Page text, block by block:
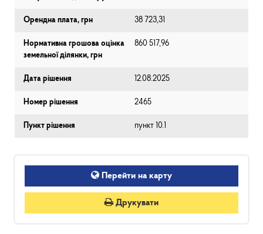
Орендна плата, грн 38 723,31
Нормативна грошова оцінка
земельної ділянки, грн
860 517,96
Дата рішення 12.08.2025
Номер рішення 2465
Пункт рішення пункт 10.1
Перейти на карту
Друкувати